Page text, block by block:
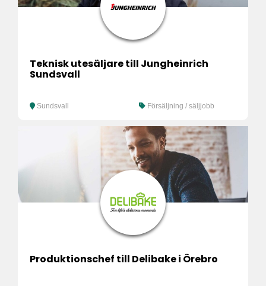
Teknisk utesäljare till Jungheinrich
Sundsvall
Sundsvall Försäljning / säljjobb
Produktionschef till Delibake i Örebro